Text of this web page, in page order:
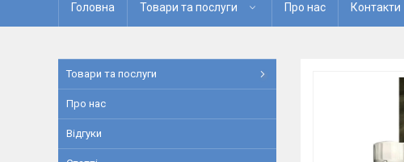
Головна Товари та послуги Про нас Контакти
Товари та послуги
Про нас
Відгуки